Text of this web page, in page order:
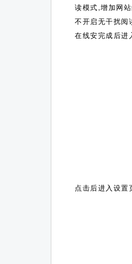
读模式,增加网
不开启无干扰阅
在线安完成后
点击后进入设置